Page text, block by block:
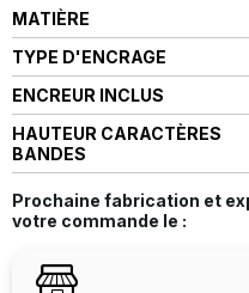
MATIÈRE
TYPE D'ENCRAGE
ENCREUR INCLUS
HAUTEUR CARACTÈRES
BANDES
Prochaine fabrication et
votre commande le :